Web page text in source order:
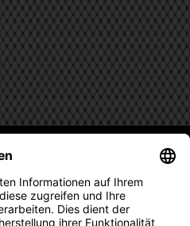
DHB-FANSHOP
SIE KEINE NEUIGKEIT ODER